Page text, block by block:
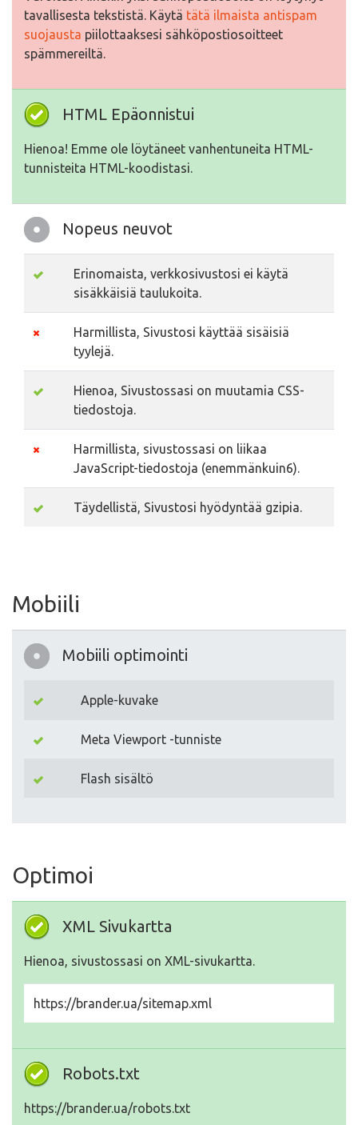
tavallisesta tekstistä. Käytä tätä ilmaista antispam
suojausta piilottaaksesi sähköpostiosoitteet
spämmereiltä.
HTML Epäonnistui
Hienoa! Emme ole löytäneet vanhentuneita HTML-
tunnisteita HTML-koodistasi.
Nopeus neuvot
Erinomaista, verkkosivustosi ei käytä
sisäkkäisiä taulukoita.
Harmillista, Sivustosi käyttää sisäisiä
tyylejä.
Hienoa, Sivustossasi on muutamia CSS-
tiedostoja.
Harmillista, sivustossasi on liikaa
JavaScript-tiedostoja (enemmänkuin6).
Täydellistä, Sivustosi hyödyntää gzipia.
Mobiili
Mobiili optimointi
Apple-kuvake
Meta Viewport -tunniste
Flash sisältö
Optimoi
XML Sivukartta
Hienoa, sivustossasi on XML-sivukartta.
https://brander.ua/sitemap.xml
Robots.txt
https://brander.ua/robots.txt